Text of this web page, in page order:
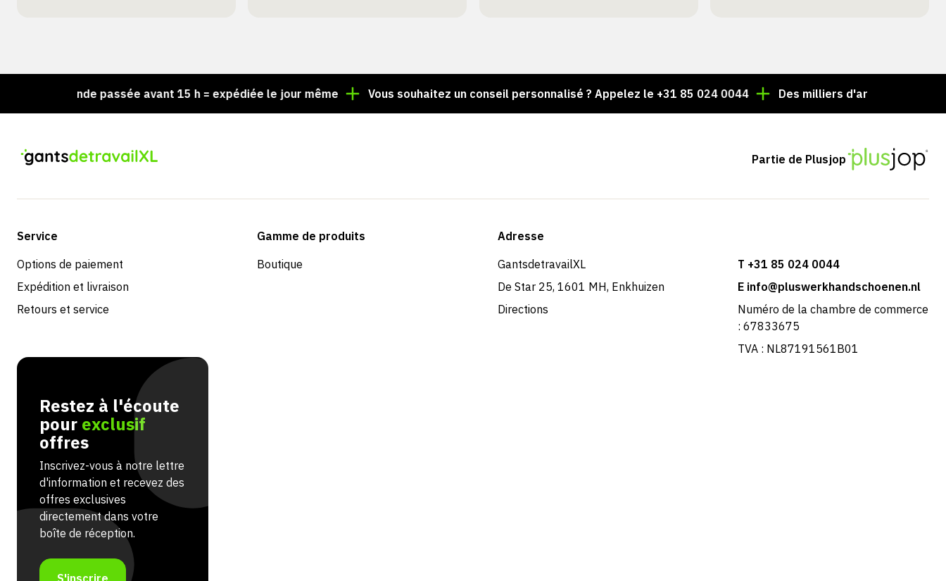
passée avant 15 h = expédiée le jour même Vous souhaitez un conseil personnalisé ? Appelez le +31 85 024 0044 Des milliers d'articles toujours en
Partie de Plusjop
Service
Options de paiement
Expédition et livraison
Retours et service
Gamme de produits
Boutique
Adresse
GantsdetravailXL
De Star 25, 1601 MH, Enkhuizen
Directions
T +31 85 024 0044
E info@pluswerkhandschoenen.nl
Numéro de la chambre de commerce
: 67833675
TVA : NL87191561B01
Restez à l'écoute
pour exclusif
offres
Inscrivez-vous à notre lettre
d'information et recevez des
offres exclusives
directement dans votre
boîte de réception.